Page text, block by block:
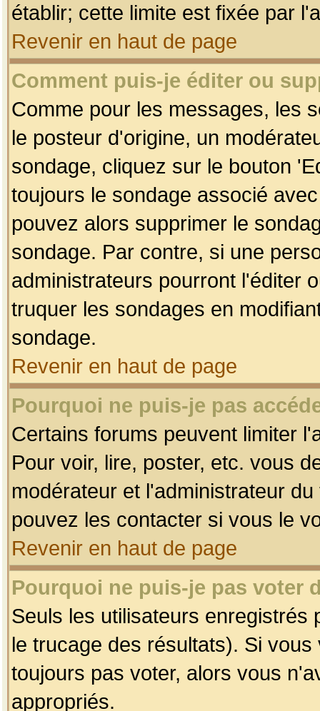
établir; cette limite est fixée par
Revenir en haut de page
Comment puis-je éditer ou
Comme pour les messages, les
le posteur d'origine, un
sondage, cliquez sur le bouton
toujours le sondage associé
pouvez alors supprimer le
sondage. Par contre, si une
administrateurs pourront l'éditer
truquer les sondages en
sondage.
Revenir en haut de page
Pourquoi ne puis-je pas
Certains forums peuvent limiter
Pour voir, lire, poster, etc. vous
modérateur et l'administrateur
pouvez les contacter si vous le
Revenir en haut de page
Pourquoi ne puis-je pas voter
Seuls les utilisateurs enregistrés
le trucage des résultats). Si
toujours pas voter, alors vous
appropriés.